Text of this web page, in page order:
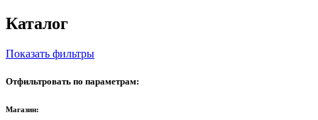
Каталог
Показать фильтры
Отфильтровать по параметрам:
Магазин: